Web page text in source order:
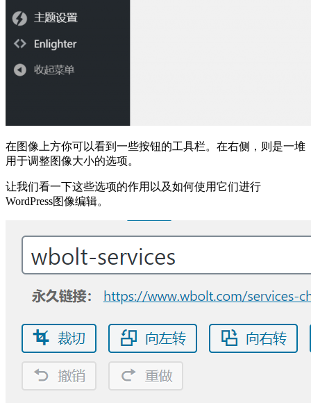
在图像上方你可以看到一些按钮的工具栏。在右侧，则是一堆
用于调整图像大小的选项。
让我们看一下这些选项的作用以及如何使用它们进行
WordPress图像编辑。